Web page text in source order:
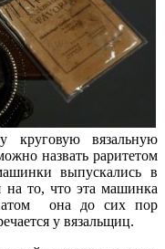
круговую вязальную
назвать раритетом
выпускались в
то, что эта машинка
она до сих пор
у вязальщиц.